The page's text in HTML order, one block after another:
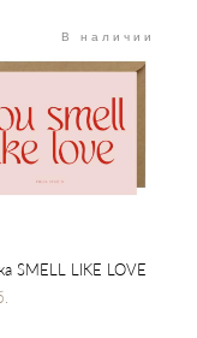
В наличии
SMELL LIKE LOVE